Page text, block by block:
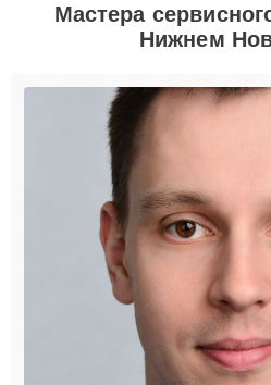
Мастера
Нижнем